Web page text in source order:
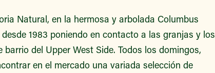
Natural, en la hermosa y arbolada Columbus
1983 poniendo en contacto a las granjas y los
del Upper West Side. Todos los domingos,
en el mercado una variada selección de